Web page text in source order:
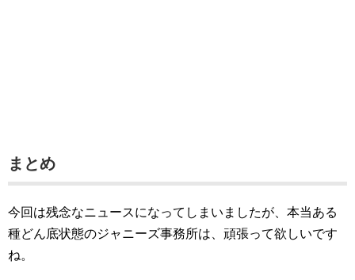
まとめ
今回は残念なニュースになってしまいましたが、本当ある
種どん底状態のジャニーズ事務所は、頑張って欲しいです
ね。